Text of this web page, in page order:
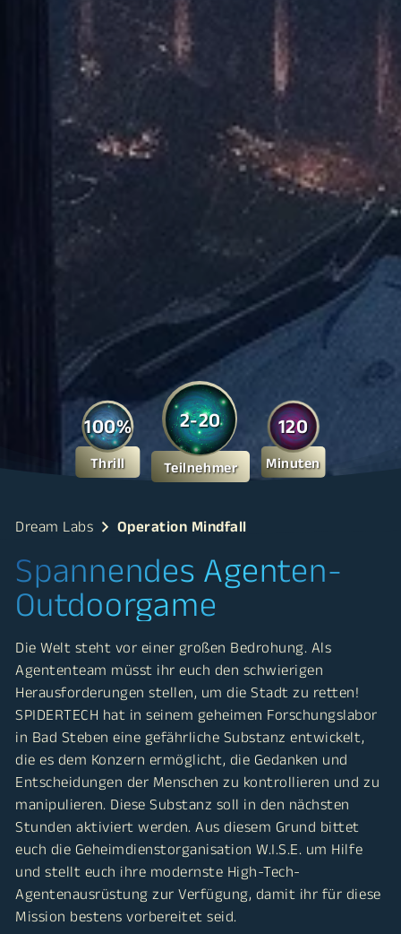
Thrill
100%
Teilnehmer
2-20
Minuten
120
Dream Labs Operation Mindfall
Spannendes Agenten-
Outdoorgame
Die Welt steht vor einer großen Bedrohung. Als
Agententeam müsst ihr euch den schwierigen
Herausforderungen stellen, um die Stadt zu retten!
SPIDERTECH hat in seinem geheimen Forschungslabor
in Bad Steben eine gefährliche Substanz entwickelt,
die es dem Konzern ermöglicht, die Gedanken und
Entscheidungen der Menschen zu kontrollieren und zu
manipulieren. Diese Substanz soll in den nächsten
Stunden aktiviert werden. Aus diesem Grund bittet
euch die Geheimdienstorganisation W.I.S.E. um Hilfe
und stellt euch ihre modernste High-Tech-
Agentenausrüstung zur Verfügung, damit ihr für diese
Mission bestens vorbereitet seid.